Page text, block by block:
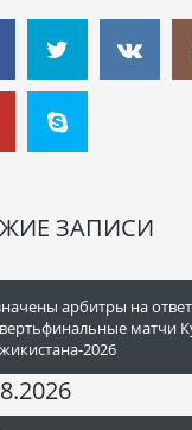
ЗАПИСИ
арбитры на
матчи
2026